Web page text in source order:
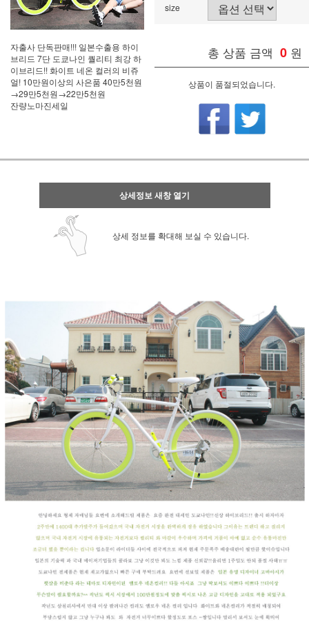
자출사 단독판매!!! 일본수출용 하이
브리드 7단 도쿄나인 퀄리티 최강 하
이브리드!! 화이트 네온 컬러의 비쥬
얼! 10만원이상의 사은품 40만5천원
→29만5천원→22만5천원
잔량노마진세일
size
총 상품 금액 0 원
상품이 품절되었습니다.
상세정보 새창 열기
상세 정보를 확대해 보실 수 있습니다.